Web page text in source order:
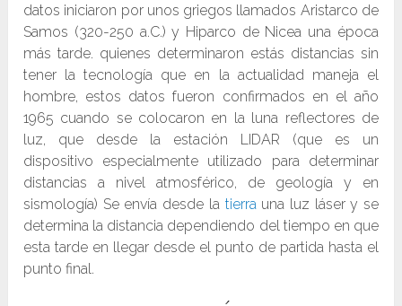
datos iniciaron por unos griegos llamados Aristarco de
Samos (320-250 a.C.) y Hiparco de Nicea una época
más tarde. quienes determinaron estás distancias sin
tener la tecnología que en la actualidad maneja el
hombre, estos datos fueron confirmados en el año
1965 cuando se colocaron en la luna reflectores de
luz, que desde la estación LIDAR (que es un
dispositivo especialmente utilizado para determinar
distancias a nivel atmosférico, de geología y en
sismología) Se envía desde la tierra una luz láser y se
determina la distancia dependiendo del tiempo en que
esta tarde en llegar desde el punto de partida hasta el
punto final.